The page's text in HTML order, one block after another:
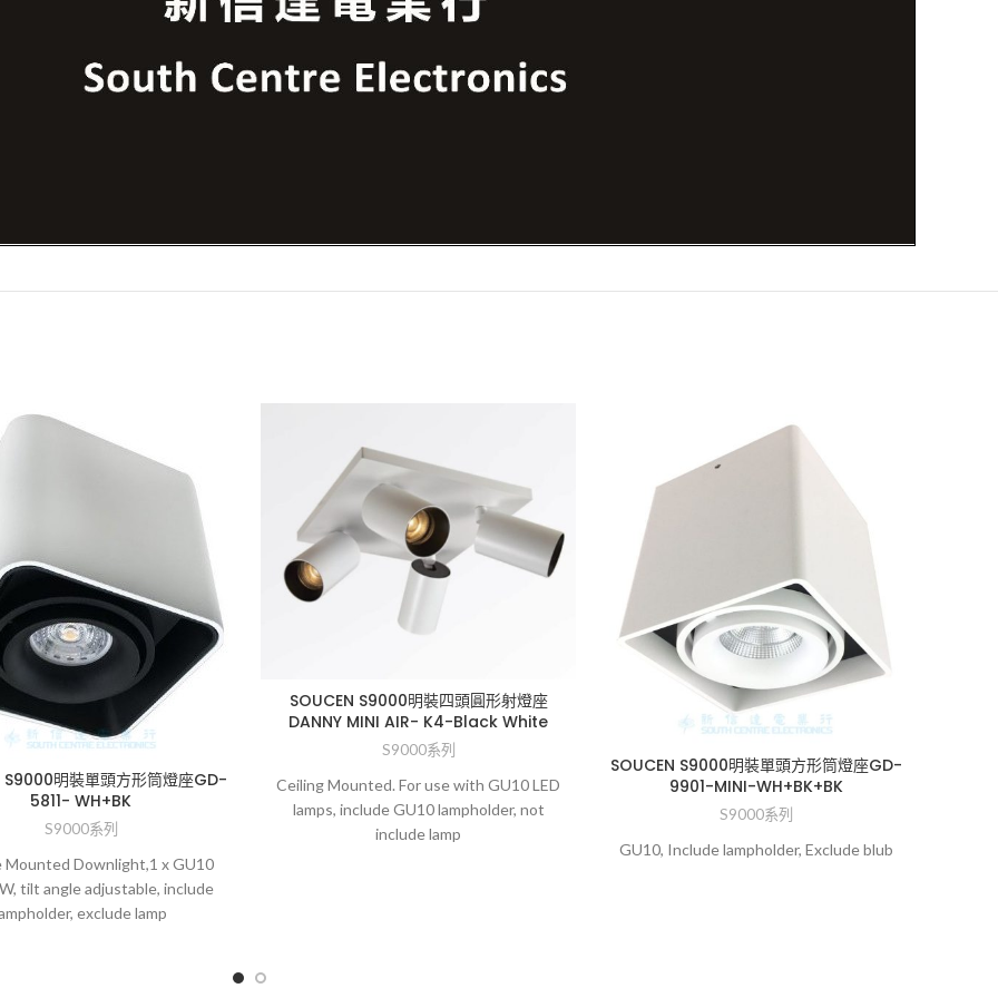
S9000明裝單頭方形筒燈座GD-
5811- WH+BK
S9000系列
Mounted Downlight,1 x GU10
tilt angle adjustable, include
exclude lamp
SOUCEN S9000明裝四頭圓形射燈座
DANNY MINI AIR- K4-Black White
S9000系列
Ceiling Mounted. For use with GU10 LED
lamps, include GU10 lampholder, not
include lamp
SOUCEN S9000明裝單頭方形筒燈座GD-
9901-MINI-WH+BK+BK
S9000系列
GU10, Include lampholder, Exclude blub